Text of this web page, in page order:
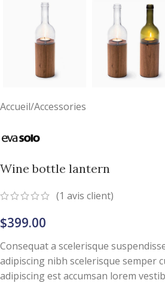
Accueil/Accessories
Wine bottle lantern
(1 avis client)
$399.00
Consequat a scelerisque
adipiscing nibh scelerisque semper
adipiscing est accumsan lorem